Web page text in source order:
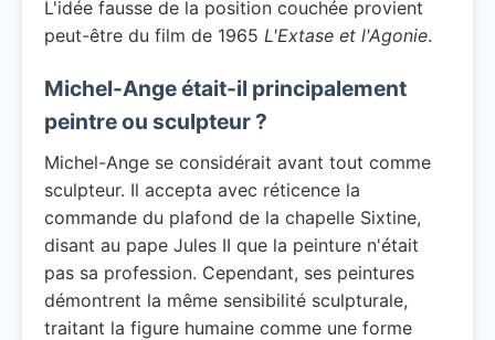
L'idée fausse de la position couchée provient
peut-être du film de 1965 L'Extase et l'Agonie.
Michel-Ange était-il principalement
peintre ou sculpteur ?
Michel-Ange se considérait avant tout comme
sculpteur. Il accepta avec réticence la
commande du plafond de la chapelle Sixtine,
disant au pape Jules II que la peinture n'était
pas sa profession. Cependant, ses peintures
démontrent la même sensibilité sculpturale,
traitant la figure humaine comme une forme